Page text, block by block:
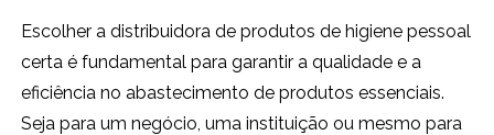
Escolher a distribuidora de produtos de higiene pessoal
certa é fundamental para garantir a qualidade e a
eficiência no abastecimento de produtos essenciais.
Seja para um negócio, uma instituição ou mesmo para